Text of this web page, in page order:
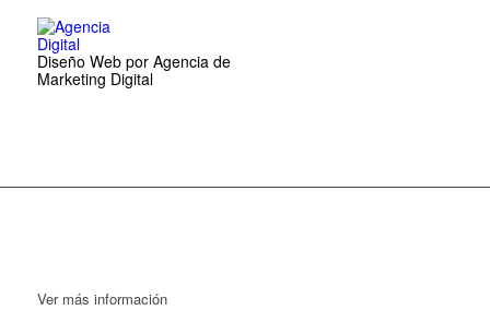
Ver más información
Diseño Web por Agencia de
Marketing Digital